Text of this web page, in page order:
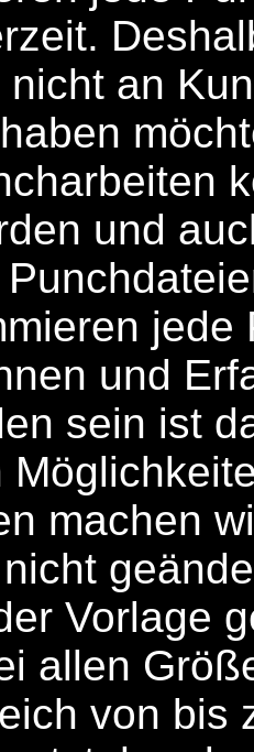
an
und
und
sein ist
machen
Vorlage
allen
von bis